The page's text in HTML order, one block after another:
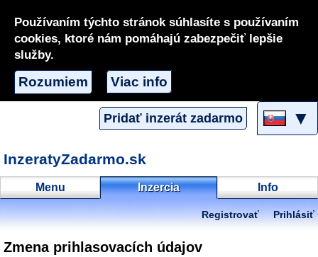
Používaním týchto stránok súhlasíte s používaním
cookies, ktoré nám pomáhajú zabezpečiť lepšie
služby.
Rozumiem Viac info
Pridať inzerát zadarmo ▼
InzeratyZadarmo.sk
Menu Inzercia Info
Registrovať Prihlásiť
Zmena prihlasovacích údajov